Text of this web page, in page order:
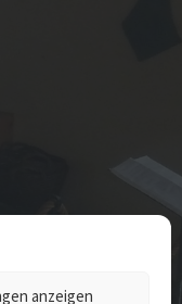
anzeigen